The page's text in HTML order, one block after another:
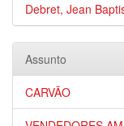
Debret, Jean
Assunto
CARVÃO